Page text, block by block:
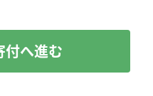
付へ進む